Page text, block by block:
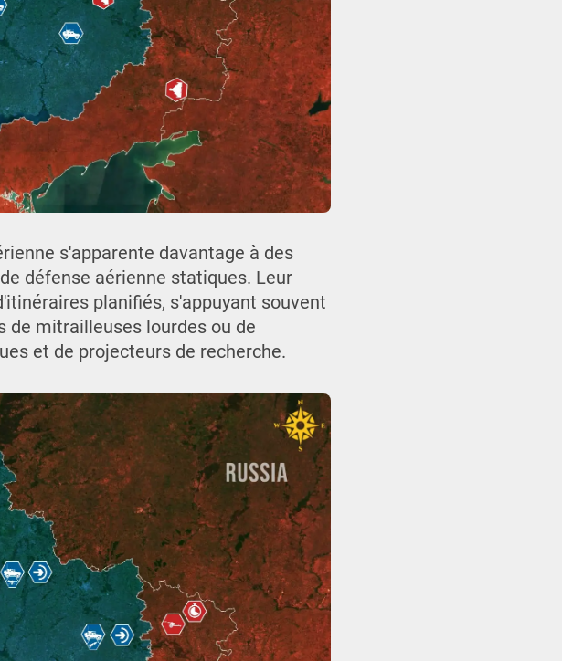
s'apparente davantage à des
défense aérienne statiques. Leur
planifiés, s'appuyant souvent
de mitrailleuses lourdes ou de
et de projecteurs de recherche.